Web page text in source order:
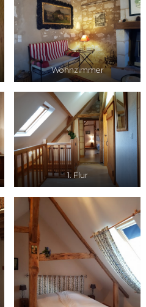
Wohnzimmer
1. Flur